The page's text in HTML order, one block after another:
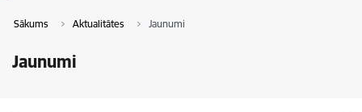
Sākums Aktualitātes Jaunumi
Jaunumi